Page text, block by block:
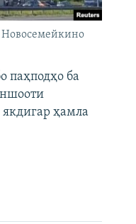
Новосемейкино
паҳподҳо ба
ҳамла